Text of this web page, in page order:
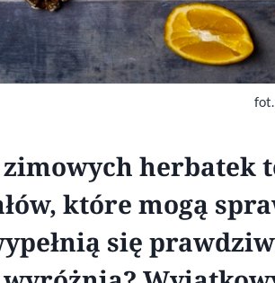
herbatek
które mogą
się